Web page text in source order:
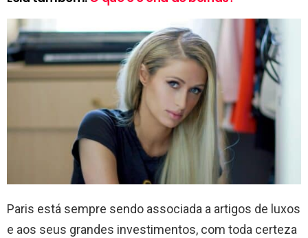
Paris está sempre sendo associada a artigos de luxos
e aos seus grandes investimentos, com toda certeza